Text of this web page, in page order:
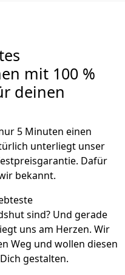
mit 100 %
deinen
5 Minuten einen
unterliegt unser
Dafür
bekannt.
sind? Und gerade
uns am Herzen. Wir
Weg und wollen diesen
gestalten.